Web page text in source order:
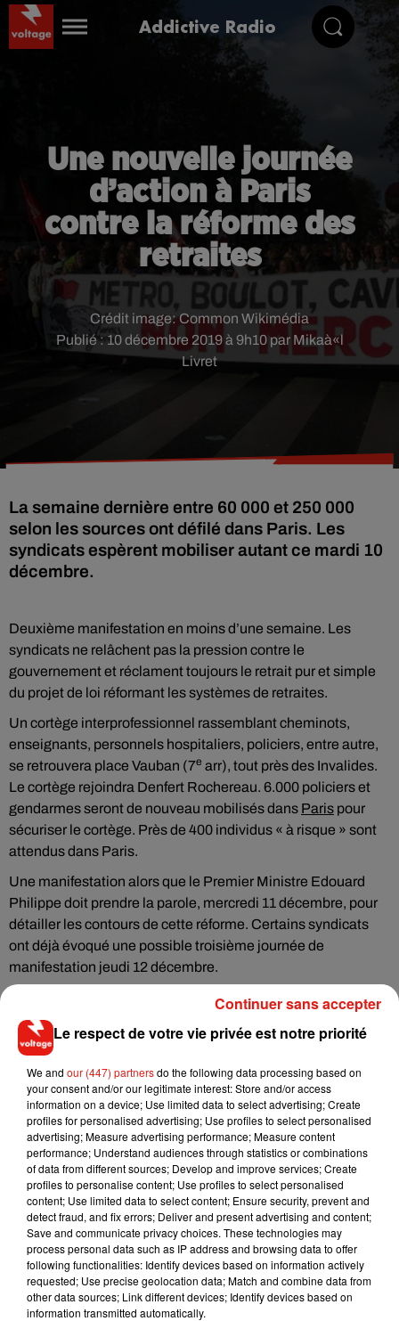
Addictive Radio
Une nouvelle journée
d’action à Paris
contre la réforme des
retraites
Publié : 10 décembre 2019 à 9h10 par Mikaà«l
Livret
Crédit image:Common Wikimédia
La semaine dernière entre 60 000 et 250 000
selon les sources ont défilé dans Paris. Les
syndicats espèrent mobiliser autant ce mardi 10
décembre.
Deuxième manifestation en moins d’une semaine. Les
syndicats ne relâchent pas la pression contre le
gouvernement et réclament toujours le retrait pur et simple
du projet de loi réformant les systèmes de retraites.
Un cortège interprofessionnel rassemblant cheminots,
enseignants, personnels hospitaliers, policiers, entre autre,
se retrouvera place Vauban (7e arr), tout près des Invalides.
Le cortège rejoindra Denfert Rochereau. 6.000 policiers et
gendarmes seront de nouveau mobilisés dans Paris pour
sécuriser le cortège. Près de 400 individus « à risque » sont
attendus dans Paris.
Une manifestation alors que le Premier Ministre Edouard
Philippe doit prendre la parole, mercredi 11 décembre, pour
détailler les contours de cette réforme. Certains syndicats
ont déjà évoqué une possible troisième journée de
manifestation jeudi 12 décembre.
Musique
7 août 2026
RÜFÜS DU SOL annonce un nouvel
album après sa tournée mondiale
7 août 2026
Angèle et Amélie Lens dévoilent leur
collaboration tant attendue
Le respect de votre vie privée est notre priorité
We and our (447) partnersdo the following data processing based on
your consent and/or our legitimate interest: Store and/or access
information on a device; Use limited data to select advertising; Create
profiles for personalised advertising; Use profiles to select personalised
advertising; Measure advertising performance; Measure content
performance; Understand audiences through statistics or combinations
of data from different sources; Develop and improve services; Create
profiles to personalise content; Use profiles to select personalised
content; Use limited data to select content; Ensure security, prevent and
detect fraud, and fix errors; Deliver and present advertising and content;
Save and communicate privacy choices. These technologies may
process personal data such as IP address and browsing data to offer
following functionalities: Identify devices based on information actively
requested; Use precise geolocation data; Match and combine data from
other data sources; Link different devices; Identify devices based on
information transmitted automatically.
Continuer sans accepter